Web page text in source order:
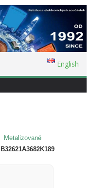
English
Metalizované
B32621A3682K189